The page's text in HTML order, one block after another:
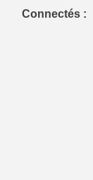
Connectés :